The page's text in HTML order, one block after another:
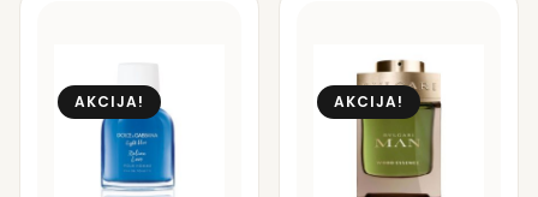
AKCIJA! AKCIJA!